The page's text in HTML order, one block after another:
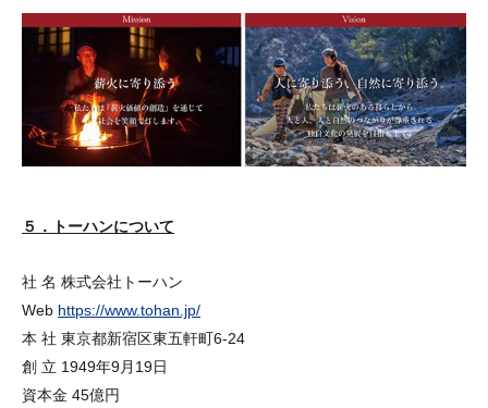
５．トーハンについて
社 名 株式会社トーハン
Web https://www.tohan.jp/
本 社 東京都新宿区東五軒町6-24
創 立 1949年9月19日
資本金 45億円